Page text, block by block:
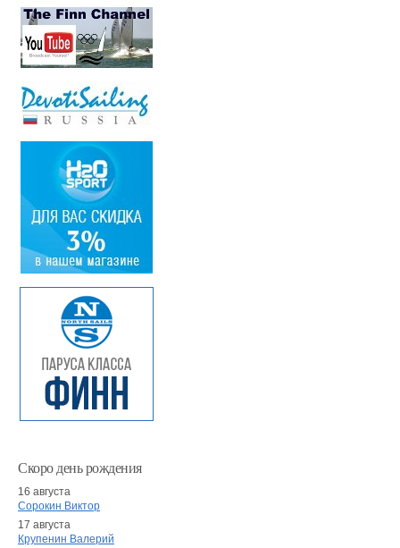
Скоро день рождения
16 августа
Сорокин Виктор
17 августа
Крупенин Валерий